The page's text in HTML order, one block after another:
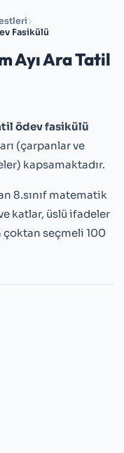
Fasikülü
Ayı Ara Tatil
ödev fasikülü
(çarpanlar ve
kapsamaktadır.
8.sınıf matematik
katlar, üslü ifadeler
çoktan seçmeli 100